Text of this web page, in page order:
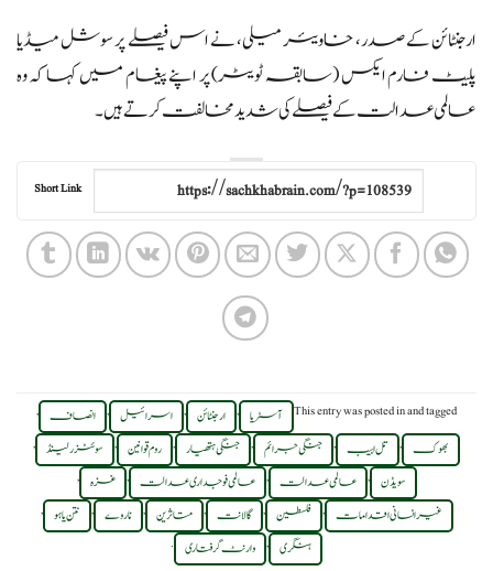
ارجنٹائن کے صدر، خاویئر میلی، نے اس فیصلے پر سوشل میڈیا
پلیٹ فارم ایکس (سابقہ ٹویٹر) پر اپنے پیغام میں کہا کہ وہ
عالمی عدالت کے فیصلے کی شدید مخالفت کرتے ہیں۔
Short Link
This entry was posted inand tagged آسٹریا , ارجنٹائن , اسرائیل , انصاف ,
بھوک , تل ابیب , جنگی جرائم , جنگی ہتھیار , روم قوانین , سوئٹزرلینڈ ,
سویڈن , عالمی عدالت , عالمی فوجداری عدالت , غزہ ,
غیر انسانی اقدامات , فلسطین , گالانت , متاثرین , ناروے , نتن یاہو ,
ہنگری , وارنٹ گرفتاری .